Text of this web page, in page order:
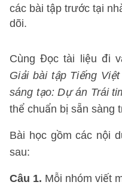
các bài tập trước tại
dõi.
Cùng Đọc tài liệu đi
Giải bài tập Tiếng
sáng tạo: Dự án Trái
thể chuẩn bị sẵn sàng
Bài học gồm các nội
sau:
Câu 1. Mỗi nhóm viết